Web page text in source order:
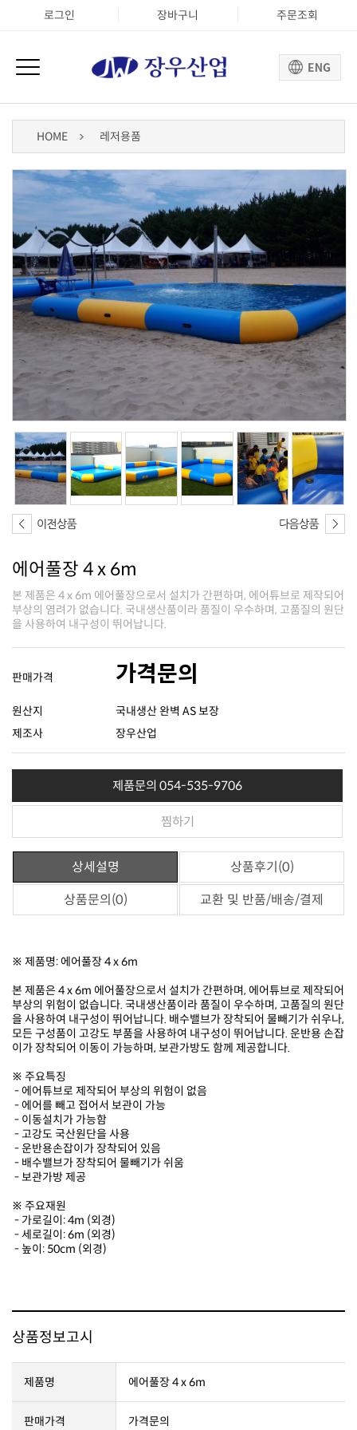
로그인 장바구니 주문조회
HOME 레저용품
에어풀장 4 x 6m
을 사용하여 내구성이 뛰어납니다.
판매가격 가격문의
원산지
국내생산 완벽 AS 보장
제조사
장우산업
제품문의 054-535-9706
찜하기
상세설명
상품후기(0)
상품문의(0)
교환 및 반품/배송/결제
※ 제품명: 에어풀장 4 x 6m
이가 장착되어 이동이 가능하며, 보관가방도 함께 제공합니다.
※ 주요특징
- 에어튜브로 제작되어 부상의 위험이 없음
- 에어를 빼고 접어서 보관이 가능
- 이동설치가 가능함
- 고강도 국산원단을 사용
- 운반용손잡이가 장착되어 있음
- 배수밸브가 장착되어 물빼기가 쉬움
- 보관가방 제공
※ 주요재원
- 가로길이: 4m (외경)
- 세로길이: 6m (외경)
- 높이: 50cm (외경)
상품정보고시
제품명 에어풀장 4 x 6m
판매가격 가격문의